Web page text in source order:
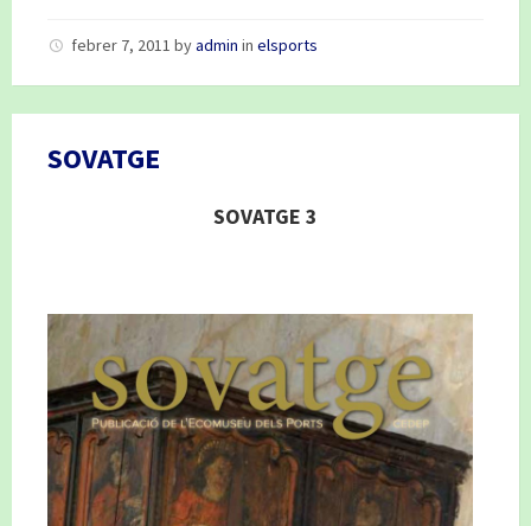
febrer 7, 2011 byadmin in elsports
SOVATGE
SOVATGE 3